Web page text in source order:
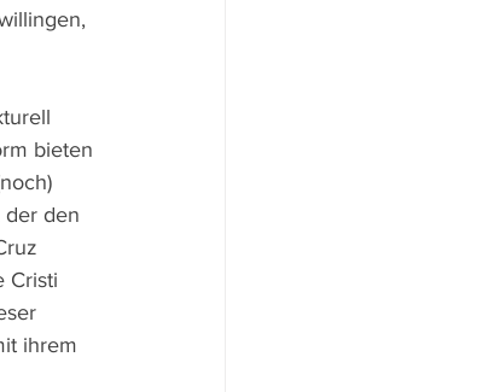
bieten
der den
Cristi
ihrem